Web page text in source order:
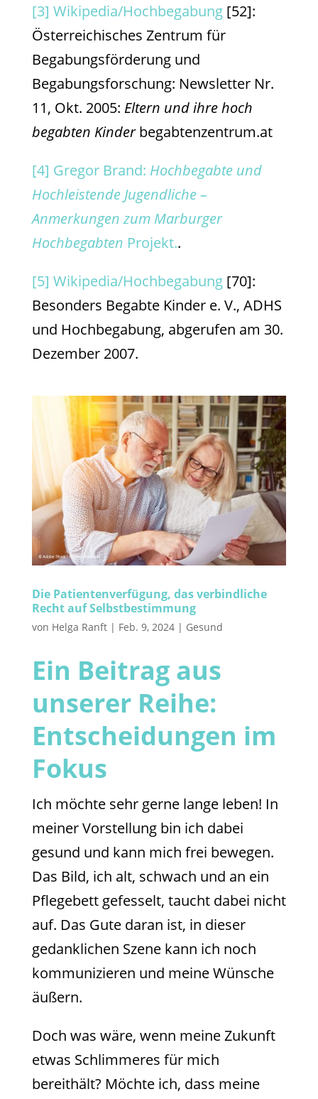
[3] Wikipedia/Hochbegabung[52]:
Österreichisches Zentrum für
Begabungsförderung und
Begabungsforschung: Newsletter Nr.
11, Okt. 2005: Eltern und ihre hoch
begabten Kinderbegabtenzentrum.at
[4] Gregor Brand: Hochbegabte und
Hochleistende Jugendliche –
Anmerkungen zum Marburger
Hochbegabten Projekt..
[5] Wikipedia/Hochbegabung[70]:
Besonders Begabte Kinder e. V., ADHS
und Hochbegabung, abgerufen am 30.
Dezember 2007.
Die Patientenverfügung, das verbindliche
Recht auf Selbstbestimmung
von Helga Ranft| Feb. 9, 2024| Gesund
Ein Beitrag aus
unserer Reihe:
Entscheidungen im
Fokus
Ich möchte sehr gerne lange leben! In
meiner Vorstellung bin ich dabei
gesund und kann mich frei bewegen.
Das Bild, ich alt, schwach und an ein
Pflegebett gefesselt, taucht dabei nicht
auf. Das Gute daran ist, in dieser
gedanklichen Szene kann ich noch
kommunizieren und meine Wünsche
äußern.
Doch was wäre, wenn meine Zukunft
etwas Schlimmeres für mich
bereithält? Möchte ich, dass meine